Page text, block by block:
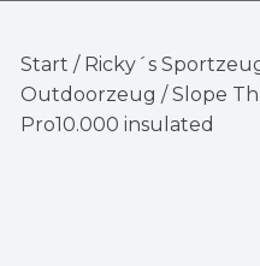
Start / Ricky´s
Outdoorzeug / Slope
Pro10.000 insulated